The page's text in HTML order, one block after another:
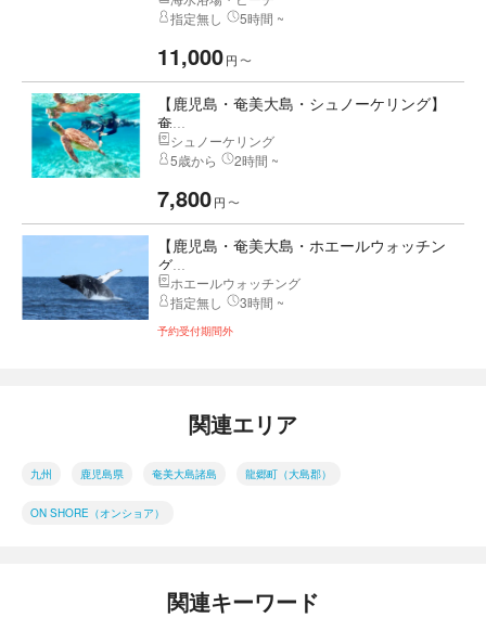
指定無し
5時間 ~
11,000円 〜
【鹿児島・奄美大島・シュノーケリング】
奄...
シュノーケリング
5歳から
2時間 ~
7,800円 〜
【鹿児島・奄美大島・ホエールウォッチン
グ...
ホエールウォッチング
指定無し
3時間 ~
予約受付期間外
関連エリア
九州 鹿児島県 奄美大島諸島 龍郷町（大島郡）
ON SHORE（オンショア）
関連キーワード